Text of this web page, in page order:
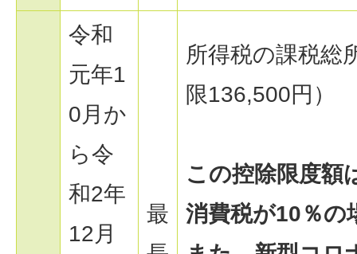
令和
元年1
0月か
ら令
和2年
12月
最
所得税の課税総
限136,500円）
この控除限度額
消費税が10％の